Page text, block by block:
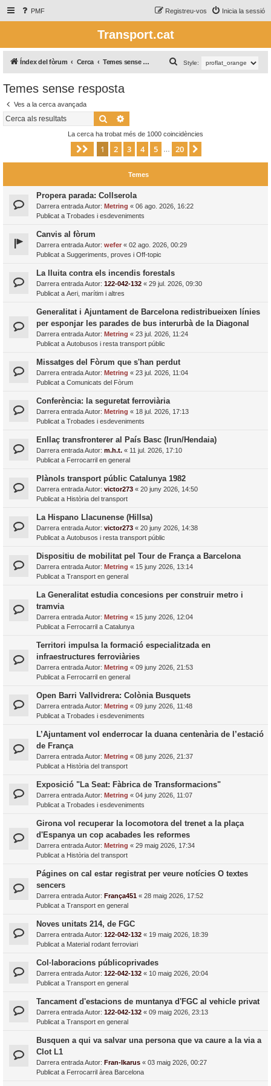
PMF Inicia la sessió
Registreu-vos
Transport.cat
Índex del fòrum Cerca Temes sense resposta Style:
e
Temes sense resposta
Ves a la cerca avançada
Cerca
La cerca ha trobat més de 1000 coincidències
Pàgina de 20
1 2 3 4 5 20
Temes
Propera parada: Collserola
Darrera entrada Autor: Metring « 06 ago. 2026, 16:22
Publicat a Trobades i esdeveniments
Canvis al fòrum
Darrera entrada Autor: wefer « 02 ago. 2026, 00:29
Publicat a Suggeriments, proves i Off-topic
La lluita contra els incendis forestals
Darrera entrada Autor: 122-042-132 « 29 jul. 2026, 09:30
Publicat a Aeri, marítim i altres
Generalitat i Ajuntament de Barcelona redistribueixen línies
per esponjar les parades de bus interurbà de la Diagonal
Darrera entrada Autor: Metring « 23 jul. 2026, 11:24
Publicat a Autobusos i resta transport públic
Missatges del Fòrum que s'han perdut
Darrera entrada Autor: Metring « 23 jul. 2026, 11:04
Publicat a Comunicats del Fòrum
Conferència: la seguretat ferroviària
Darrera entrada Autor: Metring « 18 jul. 2026, 17:13
Publicat a Trobades i esdeveniments
Enllaç transfronterer al País Basc (Irun/Hendaia)
Darrera entrada Autor: m.h.t. « 11 jul. 2026, 17:10
Publicat a Ferrocarril en general
Plànols transport públic Catalunya 1982
Darrera entrada Autor: victor273 « 20 juny 2026, 14:50
Publicat a Història del transport
La Hispano Llacunense (Hillsa)
Darrera entrada Autor: victor273 « 20 juny 2026, 14:38
Publicat a Autobusos i resta transport públic
Dispositiu de mobilitat pel Tour de França a Barcelona
Darrera entrada Autor: Metring « 15 juny 2026, 13:14
Publicat a Transport en general
La Generalitat estudia concesions per construir metro i
tramvia
Darrera entrada Autor: Metring « 15 juny 2026, 12:04
Publicat a Ferrocarril a Catalunya
Territori impulsa la formació especialitzada en
infraestructures ferroviàries
Darrera entrada Autor: Metring « 09 juny 2026, 21:53
Publicat a Ferrocarril en general
Open Barri Vallvidrera: Colònia Busquets
Darrera entrada Autor: Metring « 09 juny 2026, 11:48
Publicat a Trobades i esdeveniments
L’Ajuntament vol enderrocar la duana centenària de l’estació
de França
Darrera entrada Autor: Metring « 08 juny 2026, 21:37
Publicat a Història del transport
Exposició "La Seat: Fàbrica de Transformacions"
Darrera entrada Autor: Metring « 04 juny 2026, 11:07
Publicat a Trobades i esdeveniments
Girona vol recuperar la locomotora del trenet a la plaça
d'Espanya un cop acabades les reformes
Darrera entrada Autor: Metring « 29 maig 2026, 17:34
Publicat a Història del transport
Págines on cal estar registrat per veure notícies O textes
sencers
Darrera entrada Autor: França451 « 28 maig 2026, 17:52
Publicat a Transport en general
Noves unitats 214, de FGC
Darrera entrada Autor: 122-042-132 « 19 maig 2026, 18:39
Publicat a Material rodant ferroviari
Col·laboracions públicoprivades
Darrera entrada Autor: 122-042-132 « 10 maig 2026, 20:04
Publicat a Transport en general
Tancament d'estacions de muntanya d'FGC al vehicle privat
Darrera entrada Autor: 122-042-132 « 09 maig 2026, 23:13
Publicat a Transport en general
Busquen a qui va salvar una persona que va caure a la via a
Clot L1
Darrera entrada Autor: Fran-Ikarus « 03 maig 2026, 00:27
Publicat a Ferrocarril àrea Barcelona